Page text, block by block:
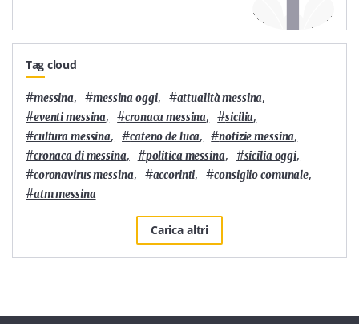
Tag cloud
#messina, #messina oggi, #attualità messina,
#eventi messina, #cronaca messina, #sicilia,
#cultura messina, #cateno de luca, #notizie messina,
#cronaca di messina, #politica messina, #sicilia oggi,
#coronavirus messina, #accorinti, #consiglio comunale,
#atm messina
Carica altri